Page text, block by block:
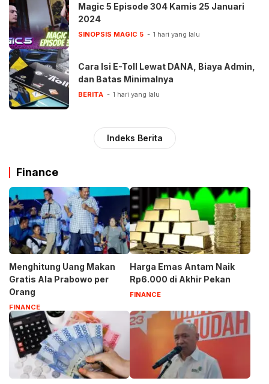
Magic 5 Episode 304 Kamis 25 Januari
2024
SINOPSIS MAGIC 5 1 hari yang lalu
Cara Isi E-Toll Lewat DANA, Biaya Admin,
dan Batas Minimalnya
BERITA 1 hari yang lalu
Indeks Berita
Finance
Menghitung Uang Makan
Gratis Ala Prabowo per
Orang
FINANCE
Harga Emas Antam Naik
Rp6.000 di Akhir Pekan
FINANCE